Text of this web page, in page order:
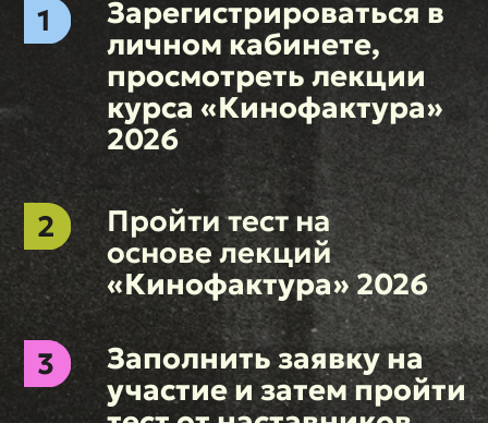
участие и затем пройти
тест от наставников
Регистрация в личном кабинете